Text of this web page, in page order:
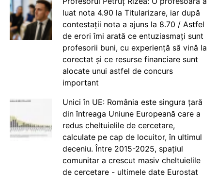
luat nota 4.90 la Titularizare, iar după
contestații nota a ajuns la 8.70 / Astfel
de erori îmi arată ce entuziasmați sunt
profesorii buni, cu experiență să vină la
corectat și ce resurse financiare sunt
alocate unui astfel de concurs
important
Unici în UE: România este singura țară
din întreaga Uniune Europeană care a
redus cheltuielile de cercetare,
calculate pe cap de locuitor, în ultimul
deceniu. Între 2015-2025, spațiul
comunitar a crescut masiv cheltuielile
de cercetare - ultimele date Eurostat